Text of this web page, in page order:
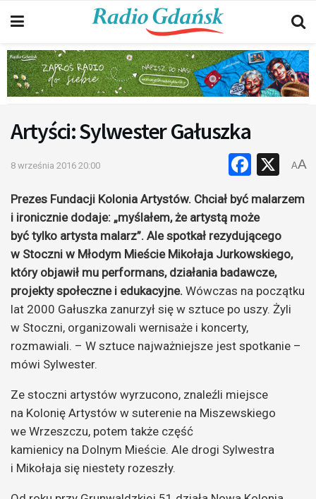
Artyści: Sylwester Gałuszka
8 września 2016 20:00 X
AA
Prezes Fundacji Kolonia Artystów. Chciał być malarzem
i ironicznie dodaje: „myślałem, że artystą może
być tylko artysta malarz”. Ale spotkał rezydującego
w Stoczni w Młodym Mieście Mikołaja Jurkowskiego,
który objawił mu performans, działania badawcze,
projekty społeczne i edukacyjne. Wówczas na początku
lat 2000 Gałuszka zanurzył się w sztuce po uszy. Żyli
w Stoczni, organizowali wernisaże i koncerty,
rozmawiali. – W sztuce najważniejsze jest spotkanie –
mówi Sylwester.
Ze stoczni artystów wyrzucono, znaleźli miejsce
na Kolonię Artystów w suterenie na Miszewskiego
we Wrzeszczu, potem także część
kamienicy na Dolnym Mieście. Ale drogi Sylwestra
i Mikołaja się niestety rozeszły.